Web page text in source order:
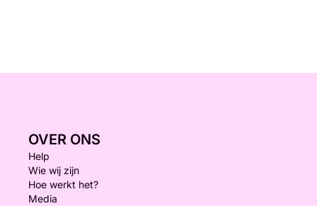
OVER ONS
Help
Wie wij zijn
Hoe werkt het?
Media